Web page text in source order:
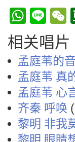
相关唱片
孟庭苇的
孟庭苇 真
孟庭苇 心
齐秦 呼唤
黎明 非我